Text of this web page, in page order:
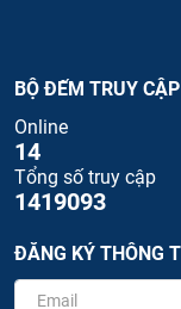
BỘ ĐẾM TRUY CẬP
Online
14
Tổng số truy cập
1419093
ĐĂNG KÝ THÔNG